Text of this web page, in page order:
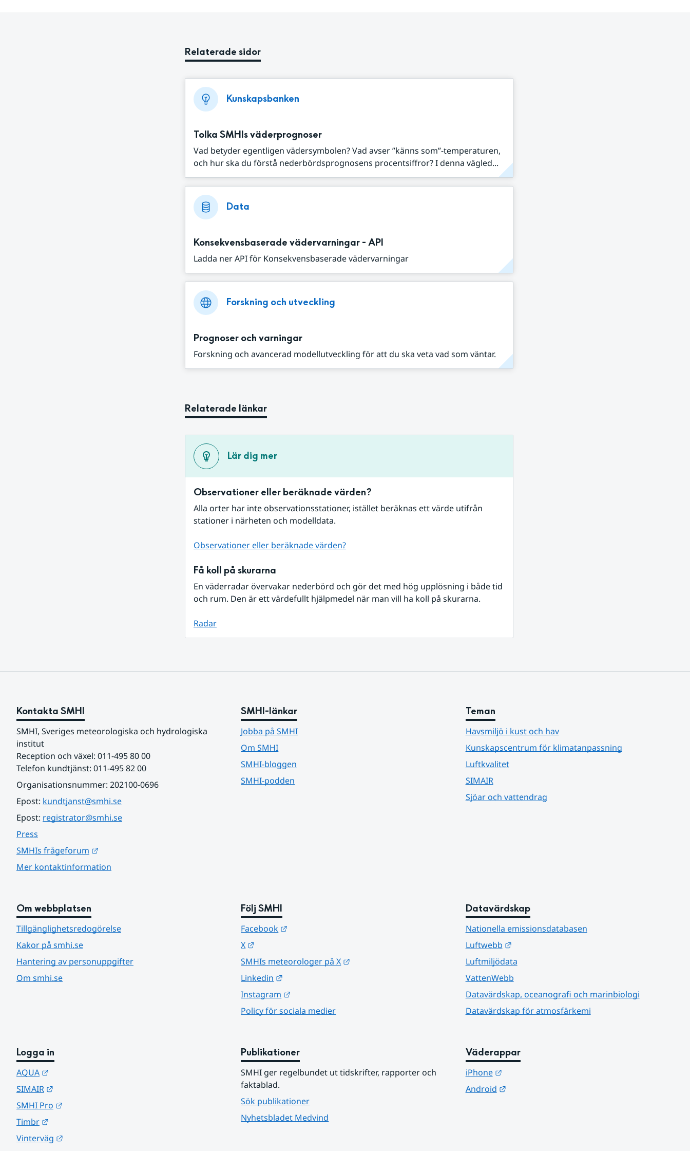
Relaterade sidor
Kunskapsbanken
Tolka SMHIs väderprognoser
Vad betyder egentligen vädersymbolen? Vad avser ”känns som”-temperaturen,
och hur ska du förstå nederbördsprognosens procentsiffror? I denna vägled...
Data
Konsekvensbaserade vädervarningar - API
Ladda ner API för Konsekvensbaserade vädervarningar
Forskning och utveckling
Prognoser och varningar
Forskning och avancerad modellutveckling för att du ska veta vad som väntar.
Relaterade länkar
Lär dig mer
Observationer eller beräknade värden?
Alla orter har inte observationsstationer, istället beräknas ett värde utifrån
stationer i närheten och modelldata.
Observationer eller beräknade värden?
Få koll på skurarna
En väderradar övervakar nederbörd och gör det med hög upplösning i både tid
och rum. Den är ett värdefullt hjälpmedel när man vill ha koll på skurarna.
Radar
Kontakta SMHI
SMHI, Sveriges meteorologiska och hydrologiska
institut
Reception och växel: 011-495 80 00
Telefon kundtjänst: 011-495 82 00
Organisationsnummer: 202100-0696
Epost: kundtjanst@smhi.se
Epost: registrator@smhi.se
Press
SMHIs frågeforum
Mer kontaktinformation
SMHI-länkar
Jobba på SMHI
Om SMHI
SMHI-bloggen
SMHI-podden
Teman
Havsmiljö i kust och hav
Kunskapscentrum för klimatanpassning
Luftkvalitet
SIMAIR
Sjöar och vattendrag
Om webbplatsen
Tillgänglighetsredogörelse
Kakor på smhi.se
Hantering av personuppgifter
Om smhi.se
Följ SMHI
Facebook
X
SMHIs meteorologer på X
Linkedin
Instagram
Policy för sociala medier
Datavärdskap
Nationella emissionsdatabasen
Luftwebb
Länk till annan webbplats.
Luftmiljödata
VattenWebb
Datavärdskap, oceanografi och marinbiologi
Datavärdskap för atmosfärkemi
Logga in
AQUA
SIMAIR
SMHI Pro
Timbr
Vinterväg
Publikationer
SMHI ger regelbundet ut tidskrifter, rapporter och
faktablad.
Sök publikationer
Nyhetsbladet Medvind
Väderappar
iPhone
Länk till annan webbplats.
Android
Länk till annan webbplats.